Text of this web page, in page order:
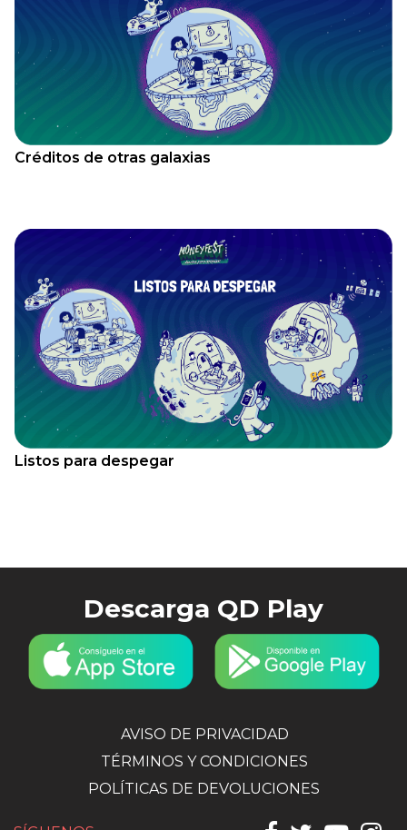
Créditos de otras galaxias
Listos para despegar
Descarga QD Play
AVISO DE PRIVACIDAD
TÉRMINOS Y CONDICIONES
POLÍTICAS DE DEVOLUCIONES